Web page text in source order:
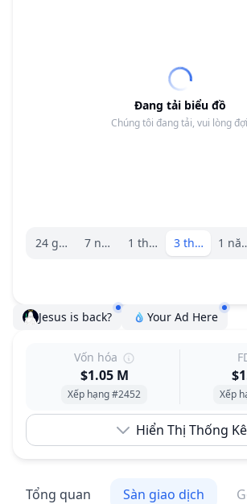
Đang tải biểu đồ
Chúng tôi đang tải, vui lòng
Trình chọn khoảng.
24 giờ 7 ngày 1 tháng 3 tháng 1
Jesus is back? Your Ad Here
Vốn hóa
$1.05 M
Xếp hạng #2452 Xếp
Hiển Thị Thống Kê
Tổng quan Sàn giao dịch